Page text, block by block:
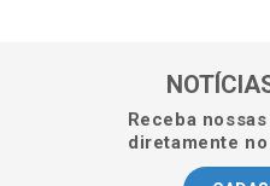
Receba
diretamente